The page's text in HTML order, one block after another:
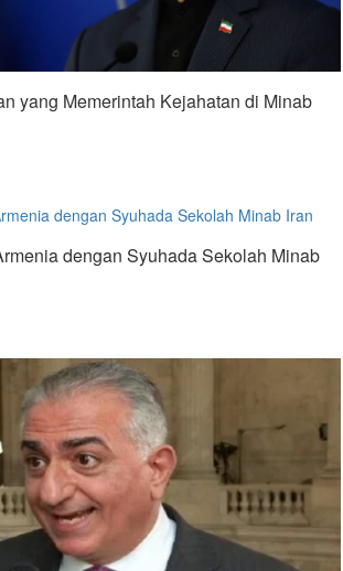
yang Memerintah Kejahatan di Minab
dengan Syuhada Sekolah Minab